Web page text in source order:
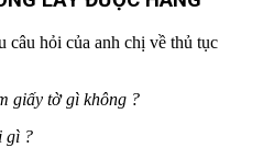
câu hỏi của anh chị về thủ tục
giấy tờ gì không ?
gì ?